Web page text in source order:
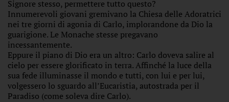
Signore stesso, permettere tutto questo?
Innumerevoli giovani gremivano la Chiesa delle Adoratrici
nei tre giorni di agonia di Carlo, implorandone da Dio la
guarigione. Le Monache stesse pregavano
incessantemente.
Eppure il piano di Dio era un altro: Carlo doveva salire al
cielo per essere glorificato in terra. Affinché la luce della
sua fede illuminasse il mondo e tutti, con lui e per lui,
volgessero lo sguardo all’Eucaristia, autostrada per il
Paradiso (come soleva dire Carlo).